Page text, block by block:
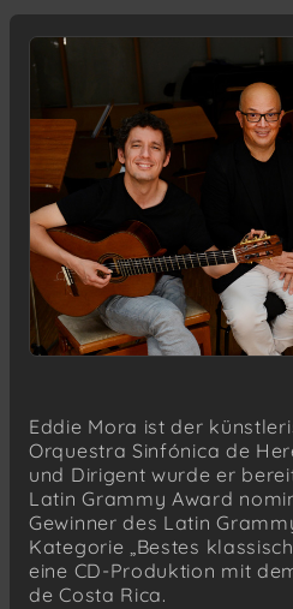
Eddie Mora ist der
Orquestra Sinfónica de
und Dirigent wurde er
Latin Grammy Award
Gewinner des Latin
Kategorie „Bestes
eine CD-Produktion mit
de Costa Rica.